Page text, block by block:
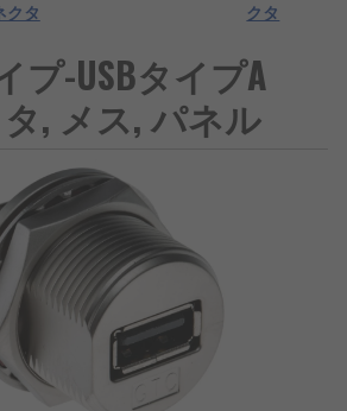
クタ
クタ
プ-USBタイプA
, メス, パネル